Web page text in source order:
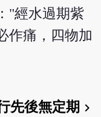
"經水過期紫
作痛，四物加
先後無定期 chevron_right